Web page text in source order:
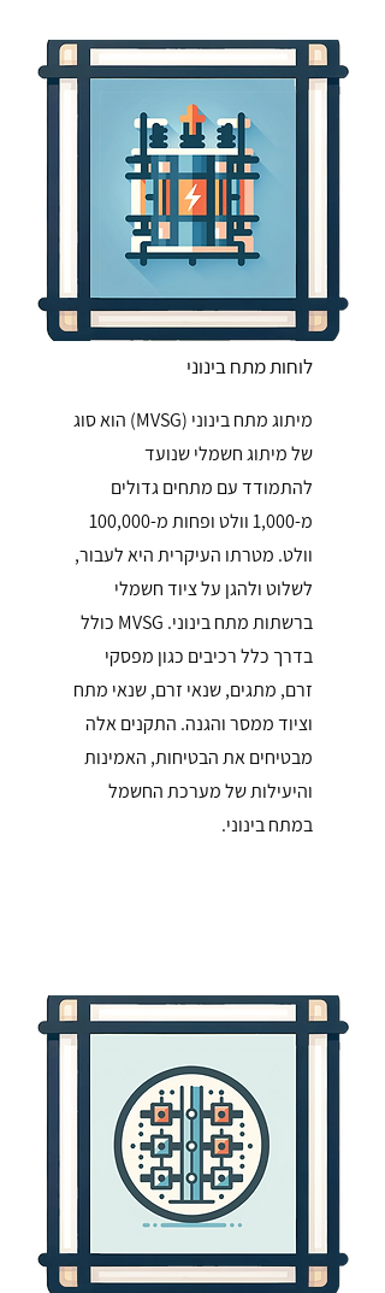
לוחות מתח בינוני
מיתוג מתח בינוני (MVSG) הוא סוג
של מיתוג חשמלי שנועד
להתמודד עם מתחים גדולים
מ-1,000 וולט ופחות מ-100,000
וולט. מטרתו העיקרית היא לעבור,
לשלוט ולהגן על ציוד חשמלי
ברשתות מתח בינוני. MVSG כולל
בדרך כלל רכיבים כגון מפסקי
זרם, מתגים, שנאי זרם, שנאי מתח
וציוד ממסר והגנה. התקנים אלה
מבטיחים את הבטיחות, האמינות
והיעילות של מערכת החשמל
במתח בינוני.